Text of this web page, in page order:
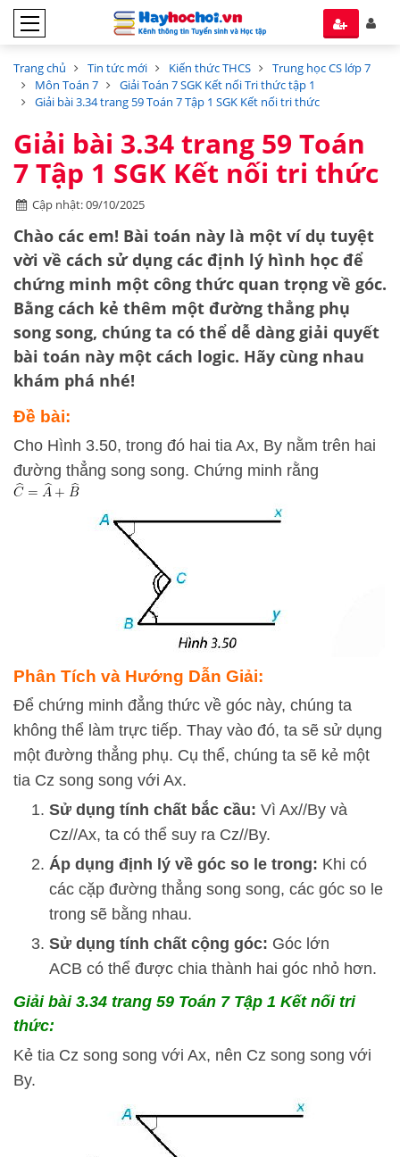
Trang chủ Tin tức mới Kiến thức THCS
Trung học CS lớp 7
Môn Toán 7
Giải Toán 7 SGK Kết nối Tri thức tập 1
Giải bài 3.34 trang 59 Toán 7 Tập 1 SGK Kết nối tri thức
Giải bài 3.34 trang 59 Toán
7 Tập 1 SGK Kết nối tri thức
Cập nhật: 09/10/2025
Chào các em! Bài toán này là một ví dụ tuyệt
vời về cách sử dụng các định lý hình học để
chứng minh một công thức quan trọng về góc.
Bằng cách kẻ thêm một đường thẳng phụ
song song, chúng ta có thể dễ dàng giải quyết
bài toán này một cách logic. Hãy cùng nhau
khám phá nhé!
Đề bài:
Cho Hình 3.50, trong đó hai tia Ax, By nằm trên hai
đường thẳng song song. Chứng minh rằng
Phân Tích và Hướng Dẫn Giải:
Để chứng minh đẳng thức về góc này, chúng ta
không thể làm trực tiếp. Thay vào đó, ta sẽ sử dụng
một đường thẳng phụ. Cụ thể, chúng ta sẽ kẻ một
tia Cz song song với Ax.
Sử dụng tính chất bắc cầu: Vì Ax//By và
Cz//Ax, ta có thể suy ra Cz//By.
Áp dụng định lý về góc so le trong: Khi có
các cặp đường thẳng song song, các góc so le
trong sẽ bằng nhau.
Sử dụng tính chất cộng góc: Góc lớn
ACB có thể được chia thành hai góc nhỏ hơn.
Giải bài 3.34 trang 59 Toán 7 Tập 1 Kết nối tri
thức:
Kẻ tia Cz song song với Ax, nên Cz song song với
By.